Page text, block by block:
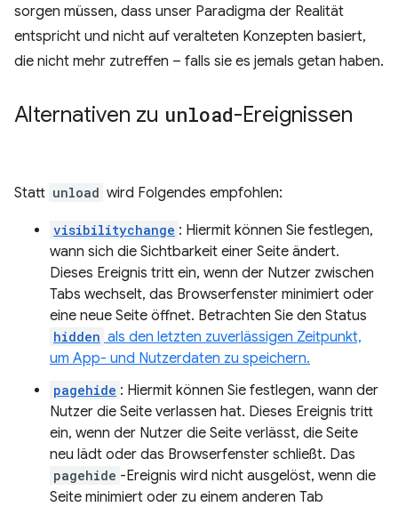
sorgen müssen, dass unser Paradigma der Realität
entspricht und nicht auf veralteten Konzepten basiert,
die nicht mehr zutreffen – falls sie es jemals getan haben.
Alternativen zu unload-Ereignissen
Statt unload wird Folgendes empfohlen:
visibilitychange : Hiermit können Sie festlegen,
wann sich die Sichtbarkeit einer Seite ändert.
Dieses Ereignis tritt ein, wenn der Nutzer zwischen
Tabs wechselt, das Browserfenster minimiert oder
eine neue Seite öffnet. Betrachten Sie den Status
hidden als den letzten zuverlässigen Zeitpunkt,
um App- und Nutzerdaten zu speichern.
pagehide : Hiermit können Sie festlegen, wann der
Nutzer die Seite verlassen hat. Dieses Ereignis tritt
ein, wenn der Nutzer die Seite verlässt, die Seite
neu lädt oder das Browserfenster schließt. Das
pagehide -Ereignis wird nicht ausgelöst, wenn die
Seite minimiert oder zu einem anderen Tab